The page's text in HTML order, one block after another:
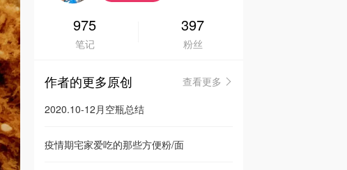
🇮🇹
🇦🇺
🇳🇿新西兰
975
笔记
397
粉丝
作者的更多原创
查看更多
2020.10-12月空瓶总结
疫情期宅家爱吃的那些方便粉/面